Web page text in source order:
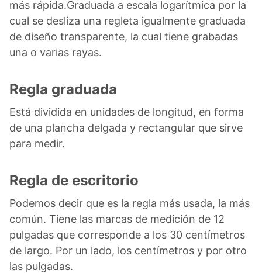
más rápida.Graduada a escala logarítmica por la
cual se desliza una regleta igualmente graduada
de diseño transparente, la cual tiene grabadas
una o varias rayas.
Regla graduada
Está dividida en unidades de longitud, en forma
de una plancha delgada y rectangular que sirve
para medir.
Regla de escritorio
Podemos decir que es la regla más usada, la más
común. Tiene las marcas de medición de 12
pulgadas que corresponde a los 30 centímetros
de largo. Por un lado, los centímetros y por otro
las pulgadas.